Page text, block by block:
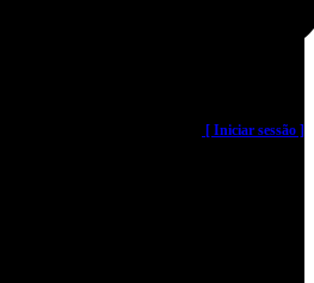
[ Iniciar sessão ]